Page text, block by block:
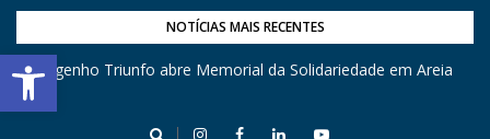
Barra de Ferramentas Aberta
NOTÍCIAS MAIS RECENTES
Engenho Triunfo abre Memorial da Solidariedade em Areia